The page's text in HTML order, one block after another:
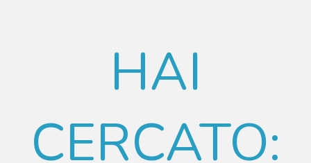
HAI
CERCATO: